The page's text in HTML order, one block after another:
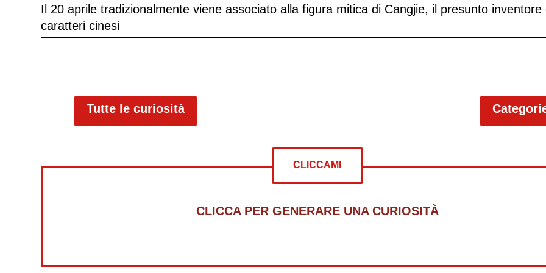
Il 20 aprile tradizionalmente viene associato alla figura mitica di Cangjie, il presunto inventore
caratteri cinesi
Tutte le curiosità
CLICCAMI
CLICCA PER GENERARE UNA CURIOSITÀ